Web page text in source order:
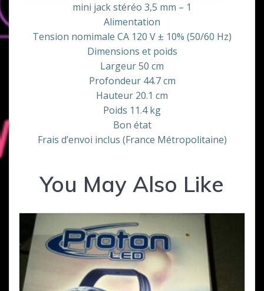
mini jack stéréo 3,5 mm – 1
Alimentation
Tension nomimale CA 120 V ± 10% (50/60 Hz)
Dimensions et poids
Largeur 50 cm
Profondeur 44.7 cm
Hauteur 20.1 cm
Poids 11.4 kg
Bon état
Frais d’envoi inclus (France Métropolitaine)
You May Also Like